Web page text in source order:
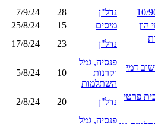
נדל"ן 28
7/9/24
הון מיסים 15
25/8/24
נדל"ן 23
17/8/24
דמי
פנסיה, גמל
וקרנות
השתלמות
10
5/8/24
פרטי
נדל"ן 20
2/8/24
פנסיה, גמל